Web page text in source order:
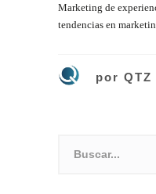
Marketing de
tendencias en
por